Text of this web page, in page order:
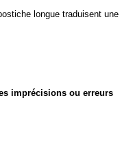
longue traduisent une
imprécisions ou erreurs